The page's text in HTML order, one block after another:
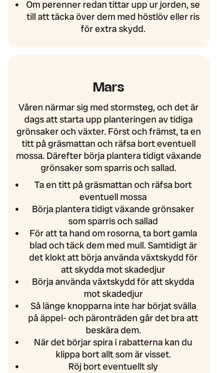
Om perenner redan tittar upp ur jorden, se
till att täcka över dem med höstlöv eller ris
för extra skydd.
Mars
Våren närmar sig med stormsteg, och det är
dags att starta upp planteringen av tidiga
grönsaker och växter. Först och främst, ta en
titt på gräsmattan och räfsa bort eventuell
mossa. Därefter börja plantera tidigt växande
grönsaker som sparris och sallad.
Ta en titt på gräsmattan och räfsa bort
eventuell mossa
Börja plantera tidigt växande grönsaker
som sparris och sallad
För att ta hand om rosorna, ta bort gamla
blad och täck dem med mull. Samtidigt är
det klokt att börja använda växtskydd för
att skydda mot skadedjur
Börja använda växtskydd för att skydda
mot skadedjur
Så länge knopparna inte har börjat svälla
på äppel- och päronträden går det bra att
beskära dem.
När det börjar spira i rabatterna kan du
klippa bort allt som är visset.
Röj bort eventuellt sly